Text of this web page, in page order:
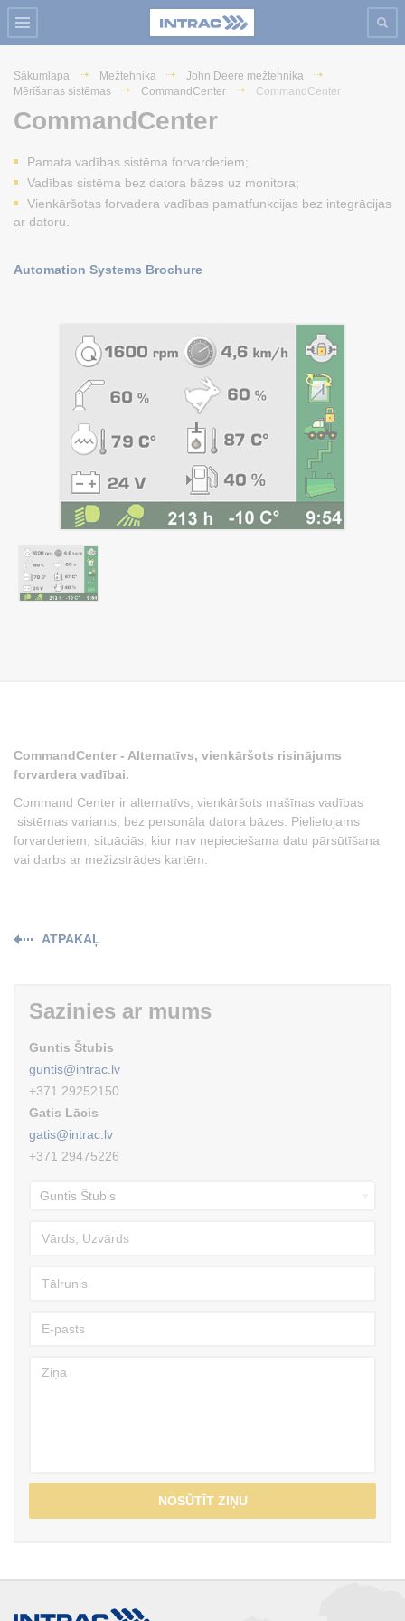
Sākumlapa Mežtehnika
John Deere mežtehnika
Mērīšanas sistēmas
CommandCenter CommandCenter
CommandCenter
Pamata vadības sistēma forvarderiem;
Vadības sistēma bez datora bāzes uz monitora;
Vienkāršotas forvadera vadības pamatfunkcijas bez integrācijas
ar datoru.
Automation Systems Brochure
CommandCenter - Alternatīvs, vienkāršots risinājums
forvardera vadībai.
Command Center ir alternatīvs, vienkāršots mašīnas vadības
sistēmas variants, bez personāla datora bāzes. Pielietojams
forvarderiem, situāciās, kiur nav nepieciešama datu pārsūtīšana
vai darbs ar mežizstrādes kartēm.
ATPAKAĻ
Sazinies ar mums
Guntis Štubis
guntis@intrac.lv
+371 29252150
Gatis Lācis
gatis@intrac.lv
+371 29475226
NOSŪTĪT ZIŅU